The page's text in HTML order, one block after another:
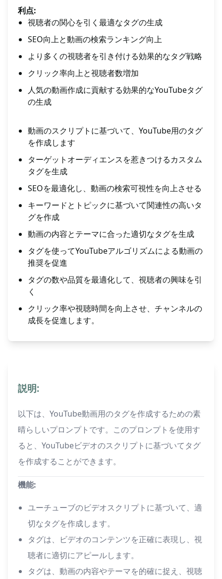
利点:
視聴者の関心を引く最適なタグの生成
SEO向上と動画の検索ランキング向上
より多くの視聴者を引き付ける効果的なタグ戦略
クリック率向上と視聴者数増加
人気の動画作成に貢献する効果的なYouTubeタグ
の生成
動画のスクリプトに基づいて、YouTube用のタグ
を作成します
ターゲットオーディエンスを惹きつけるカスタム
タグを生成
SEOを最適化し、動画の検索可視性を向上させる
キーワードとトピックに基づいて関連性の高いタ
グを作成
動画の内容とテーマに合った適切なタグを生成
タグを使ってYouTubeアルゴリズムによる動画の
推奨を促進
タグの数や品質を最適化して、視聴者の興味を引
く
クリック率や視聴時間を向上させ、チャンネルの
成長を促進します。
説明:
以下は、YouTube動画用のタグを作成するための素
晴らしいプロンプトです。このプロンプトを使用す
ると、YouTubeビデオのスクリプトに基づいてタグ
を作成することができます。
機能:
ユーチューブのビデオスクリプトに基づいて、適
切なタグを作成します。
タグは、ビデオのコンテンツを正確に表現し、視
聴者に適切にアピールします。
タグは、動画の内容やテーマを的確に捉え、視聴